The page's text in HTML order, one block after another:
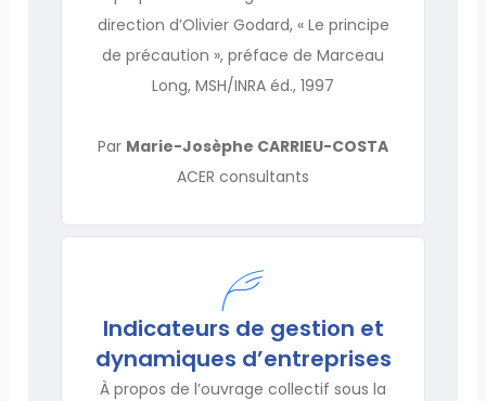
direction d’Olivier Godard, « Le principe
de précaution », préface de Marceau
Long, MSH/INRA éd., 1997
Par Marie-Josèphe CARRIEU-COSTA
ACER consultants
Indicateurs de gestion et
dynamiques d’entreprises
À propos de l’ouvrage collectif sous la